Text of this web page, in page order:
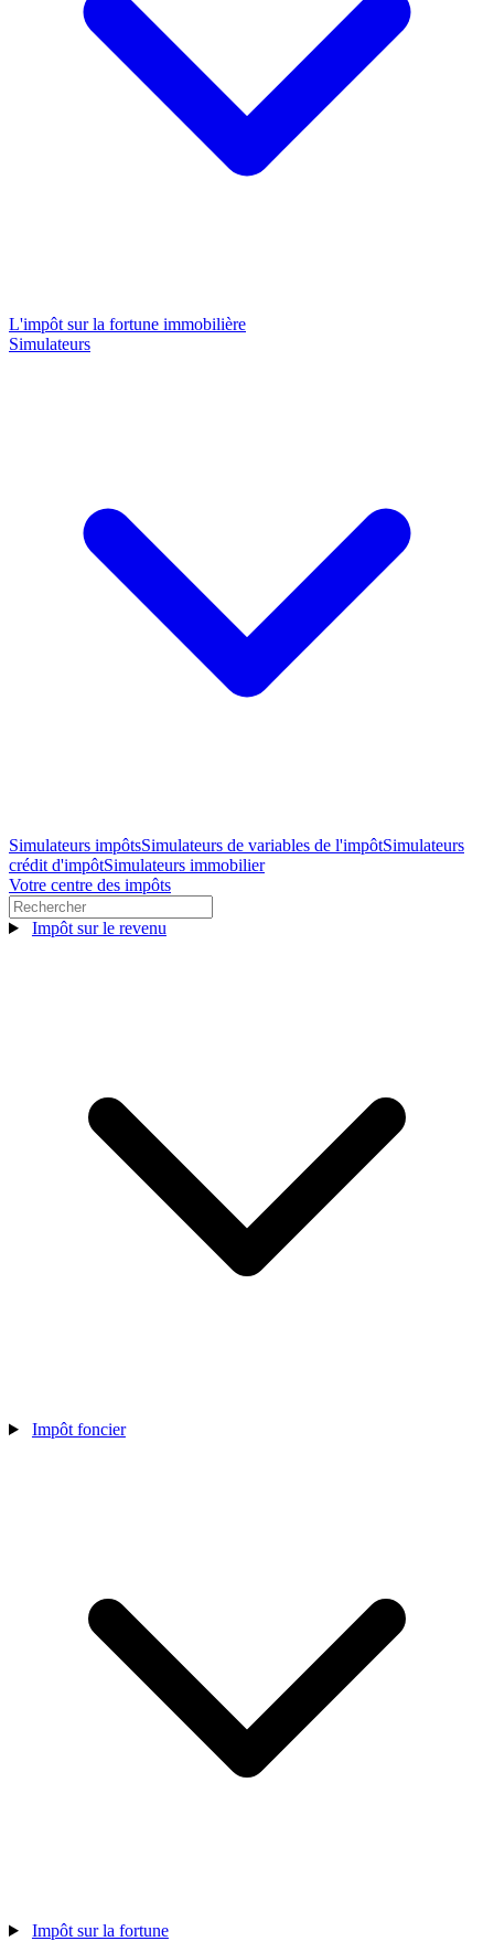
L'impôt sur la fortune immobilière
Simulateurs
Simulateurs impôtsSimulateurs de variables de l'impôtSimulateurs
crédit d'impôtSimulateurs immobilier
Votre centre des impôts
Impôt sur le revenu
Impôt foncier
Impôt sur la fortune